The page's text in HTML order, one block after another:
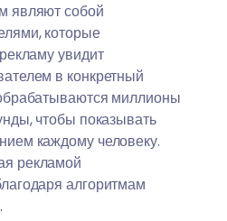
являют собой
которые
увидит
в конкретный
миллионы
чтобы показывать
каждому человеку.
рекламой
алгоритмам